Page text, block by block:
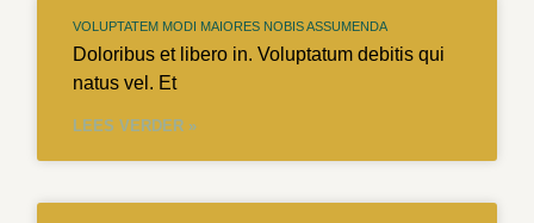
VOLUPTATEM MODI MAIORES NOBIS ASSUMENDA
Doloribus et libero in. Voluptatum debitis qui
natus vel. Et
LEES VERDER »